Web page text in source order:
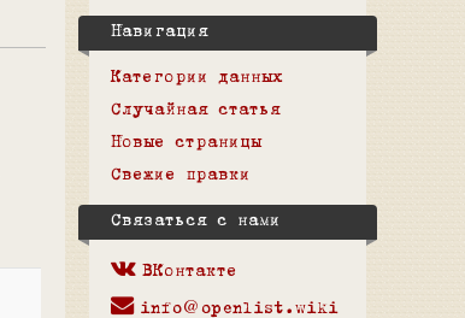
Навигация
Категории данных
Случайная статья
Новые страницы
Свежие правки
Связаться с нами
ВКонтакте
info@openlist.wiki